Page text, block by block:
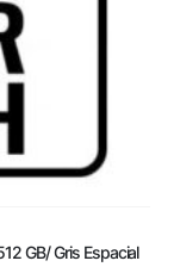
Gris Espacial